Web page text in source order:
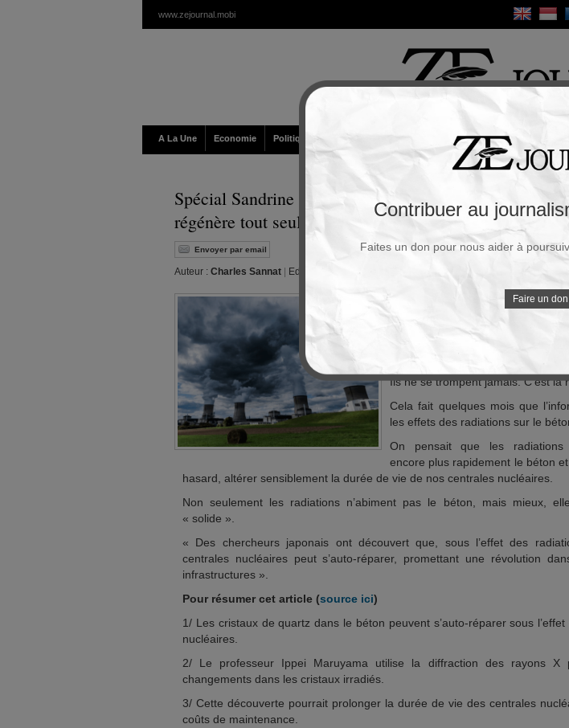
www.zejournal.mobi
A La Une Economie Politique / Géopolitique Religion Sport France /
Spécial Sandrine Rousseau. Le béton des centrales
régénère tout seul sous l’effet des radiations extrêmes
Envoyer par email
Auteur : Charles Sannat Editeur :
Sandrine Rousseau, qui n’est que
Khmers verts qui savent tout
et qui sont pétris de certitudes,
Sandrine Rousseau et les écolos
Ils ne se trompent jamais. C’est la
Cela fait quelques mois que
les effets des radiations sur le
On pensait que les radiations
encore plus rapidement le béton
hasard, altérer sensiblement la durée de vie de nos centrales nucléaires.
Non seulement les radiations n’abiment pas le béton, mais mieux,
« solide ».
« Des chercheurs japonais ont découvert que, sous l’effet des
centrales nucléaires peut s’auto-réparer, promettant une révolution
infrastructures ».
Pour résumer cet article (source ici)
1/ Les cristaux de quartz dans le béton peuvent s’auto-réparer sous
nucléaires.
2/ Le professeur Ippei Maruyama utilise la diffraction des rayons X
changements dans les cristaux irradiés.
3/ Cette découverte pourrait prolonger la durée de vie des centrales
coûts de maintenance.
Contribuer au
Faites un don pour nous aider à
Faire un don